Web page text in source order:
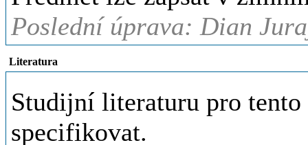
Poslední úprava: Dian
Literatura
Studijní literaturu pro tento
specifikovat.